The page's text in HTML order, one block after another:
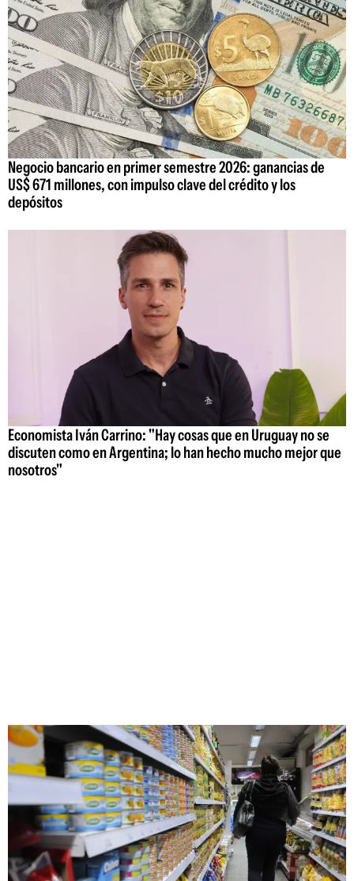
Negocio bancario en primer semestre 2026: ganancias de
US$ 671 millones, con impulso clave del crédito y los
depósitos
Economista Iván Carrino: "Hay cosas que en Uruguay no se
discuten como en Argentina; lo han hecho mucho mejor que
nosotros"